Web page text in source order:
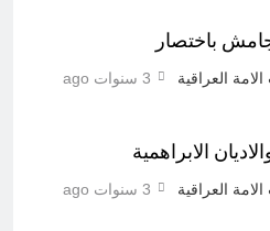
باختصار
العراقية 3 سنوات ago
الابراهمية
العراقية 3 سنوات ago